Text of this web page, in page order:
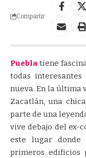
Compartir
Puebla tiene
todas
nueva. En la última
Zacatlán, una
parte de una
vive debajo del ex-
este lugar
primeros edificios